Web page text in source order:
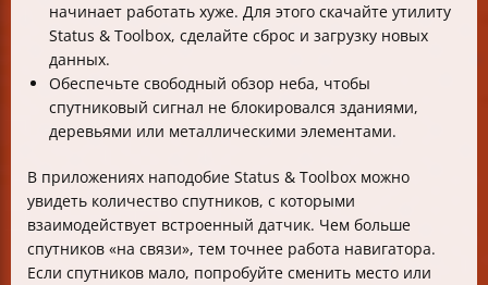
начинает работать хуже. Для этого скачайте утилиту
Status & Toolbox, сделайте сброс и загрузку новых
данных.
Обеспечьте свободный обзор неба, чтобы
спутниковый сигнал не блокировался зданиями,
деревьями или металлическими элементами.
В приложениях наподобие Status & Toolbox можно
увидеть количество спутников, с которыми
взаимодействует встроенный датчик. Чем больше
спутников «на связи», тем точнее работа навигатора.
Если спутников мало, попробуйте сменить место или